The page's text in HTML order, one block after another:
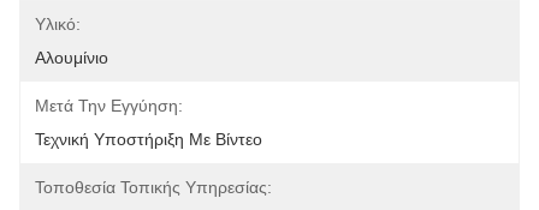
Υλικό:
Αλουμίνιο
Μετά Την Εγγύηση:
Τεχνική Υποστήριξη Με Βίντεο
Τοποθεσία Τοπικής Υπηρεσίας: